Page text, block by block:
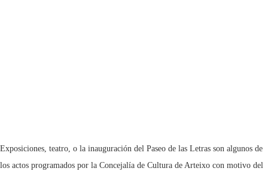
Exposiciones, teatro, o la inauguración del Paseo de las Letras son algunos de
los actos programados por la Concejalía de Cultura de Arteixo con motivo del